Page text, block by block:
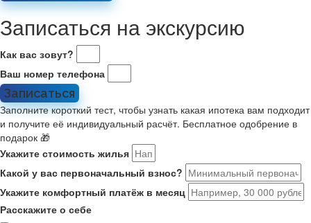
Записаться на экскурсию
Как вас зовут?
Ваш номер телефона
Записаться
Заполните короткий тест, чтобы узнать какая ипотека вам подходит
и получите её индивидуальный расчёт. Бесплатное одобрение в
подарок 🎁
Укажите стоимость жилья
Какой у вас первоначальный взнос?
Укажите комфортный платёж в месяц
Расскажите о себе